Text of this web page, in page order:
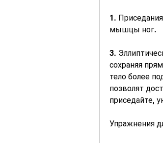
1.
мышцы ног.
3.
сохраняя
тело более
позволят
приседайте,
Упражнения